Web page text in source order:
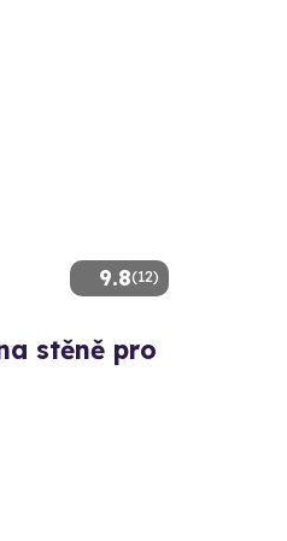
9.8(12)
stěně pro